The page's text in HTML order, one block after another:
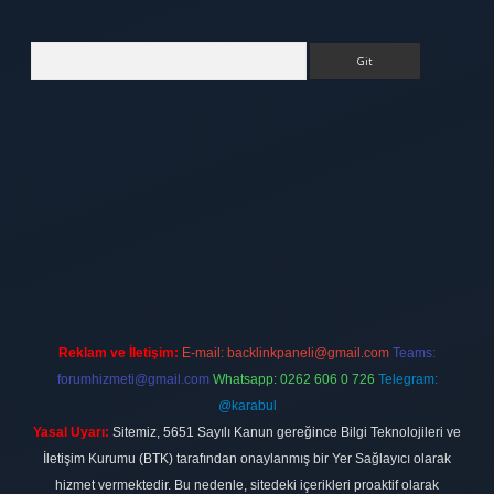
Reklam ve İletişim: E-mail: backlinkpaneli@gmail.com Teams:
forumhizmeti@gmail.com Whatsapp: 0262 606 0 726 Telegram:
@karabul
Yasal Uyarı: Sitemiz, 5651 Sayılı Kanun gereğince Bilgi Teknolojileri ve
İletişim Kurumu (BTK) tarafından onaylanmış bir Yer Sağlayıcı olarak
hizmet vermektedir. Bu nedenle, sitedeki içerikleri proaktif olarak